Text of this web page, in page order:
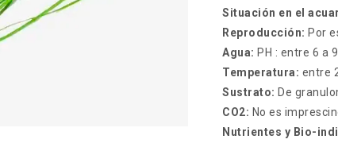
Situación en el
Reproducción: Por
Agua: PH : entre 6 a
Temperatura: entre
Sustrato: De
CO2: No es
Nutrientes y Bio-